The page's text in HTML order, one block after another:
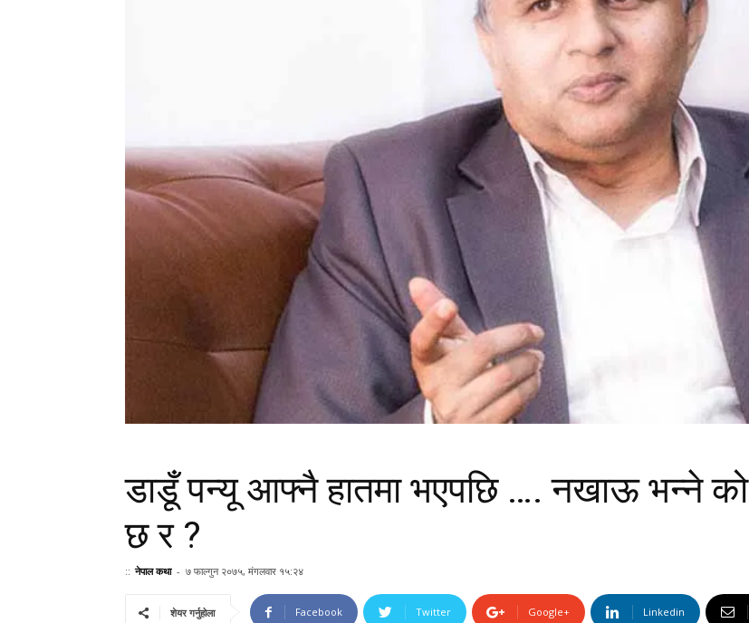
डाडूँ पन्यू आफ्नै हातमा भएपछि …. नखाऊ भन्ने को
छ र ?
:: नेपाल कथा - ७ फाल्गुन २०७५, मंगलवार १५:२४
शेयर गर्नुहोला Facebook Twitter Google+ Linkedin